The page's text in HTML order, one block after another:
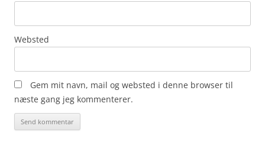
Websted
Gem mit navn, mail og websted i denne browser til
næste gang jeg kommenterer.